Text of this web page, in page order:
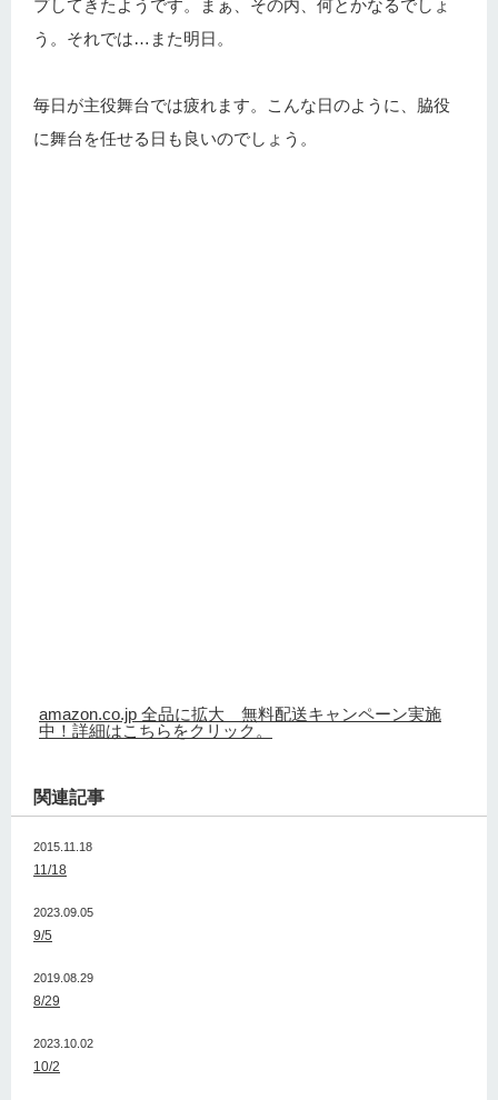
プしてきたようです。まぁ、その内、何とかなるでしょ
う。それでは…また明日。
毎日が主役舞台では疲れます。こんな日のように、脇役
に舞台を任せる日も良いのでしょう。
amazon.co.jp 全品に拡大 無料配送キャンペーン実施
中！詳細はこちらをクリック。
関連記事
2015.11.18
11/18
2023.09.05
9/5
2019.08.29
8/29
2023.10.02
10/2